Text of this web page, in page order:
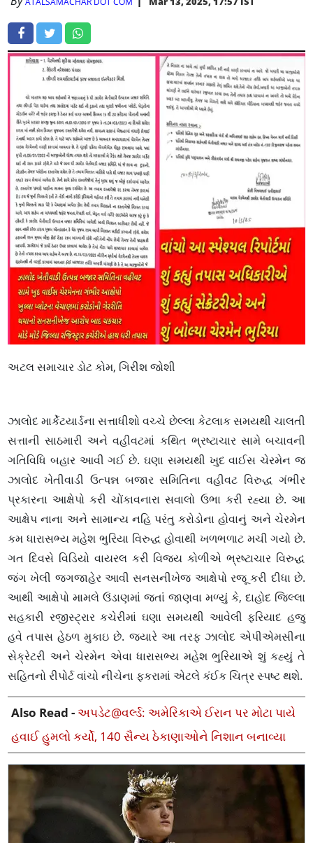
અટલ સમાચાર ડોટ કોમ, ગિરીશ જોશી
ઝાલોદ માર્કેટયાર્ડના સત્તાધીશો વચ્ચે છેલ્લા કેટલાક સમયથી ચાલતી
સત્તાની સાઠમારી અને વહીવટમાં કથિત ભ્રષ્ટાચાર સામે બચાવની
ગતિવિધિ બહાર આવી ગઈ છે. ઘણા સમયથી ખુદ વાઈસ ચેરમેન જ
ઝાલોદ ખેતીવાડી ઉત્પન્ન બજાર સમિતિના વહીવટ વિરુદ્ધ ગંભીર
પ્રકારના આક્ષેપો કરી ચોંકાવનારા સવાલો ઉભા કરી રહ્યા છે. આ
આક્ષેપ નાના અને સામાન્ય નહિ પરંતુ કરોડોના હોવાનું અને ચેરમેન
કમ ધારાસભ્ય મહેશ ભુરિયા વિરુદ્ધ હોવાથી ખળભળાટ મચી ગયો છે.
ગત દિવસે વિડિયો વાયરલ કરી વિજય કોળીએ ભ્રષ્ટાચાર વિરુદ્ધ
જંગ ખેલી જગજાહેર આવી સનસનીખેજ આક્ષેપો રજૂ કરી દીધા છે.
આથી આક્ષેપો મામલે ઉંડાણમાં જતાં જાણવા મળ્યું કે, દાહોદ જિલ્લા
સહકારી રજીસ્ટ્રાર કચેરીમાં ઘણા સમયથી આવેલી ફરિયાદ હજુ
હવે તપાસ હેઠળ મુકાઇ છે. જ્યારે આ તરફ ઝાલોદ એપીએમસીના
સેક્રેટરી અને ચેરમેન એવા ધારાસભ્ય મહેશ ભુરિયાએ શું કહ્યું તે
સહિતનો રીપોર્ટ વાંચો નીચેના ફકરામાં એટલે કંઈક ચિત્ર સ્પષ્ટ થશે.
Also Read -અપડેટ@વર્લ્ડ: અમેરિકાએ ઈરાન પર મોટા પાયે
હવાઈ હુમલો કર્યો, 140 સૈન્ય ઠેકાણાઓને નિશાન બનાવ્યા